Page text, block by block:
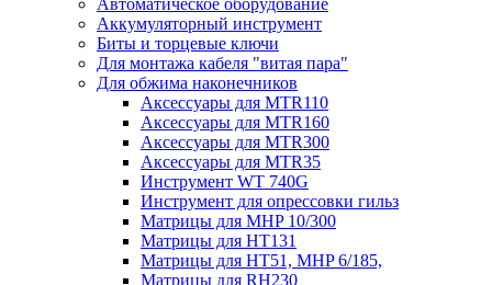
Аккумуляторный инструмент
Биты и торцевые ключи
Для монтажа кабеля "витая пара"
Для обжима наконечников
Аксессуары для MTR110
Аксессуары для MTR160
Аксессуары для MTR300
Аксессуары для MTR35
Инструмент WT 740G
Инструмент для опрессовки гильз
Матрицы для MHP 10/300
Матрицы для НТ131
Матрицы для НТ51, MHP 6/185,
Матрицы для RH230